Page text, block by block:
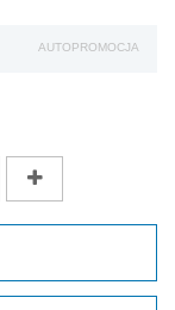
AUTOPROMOCJA